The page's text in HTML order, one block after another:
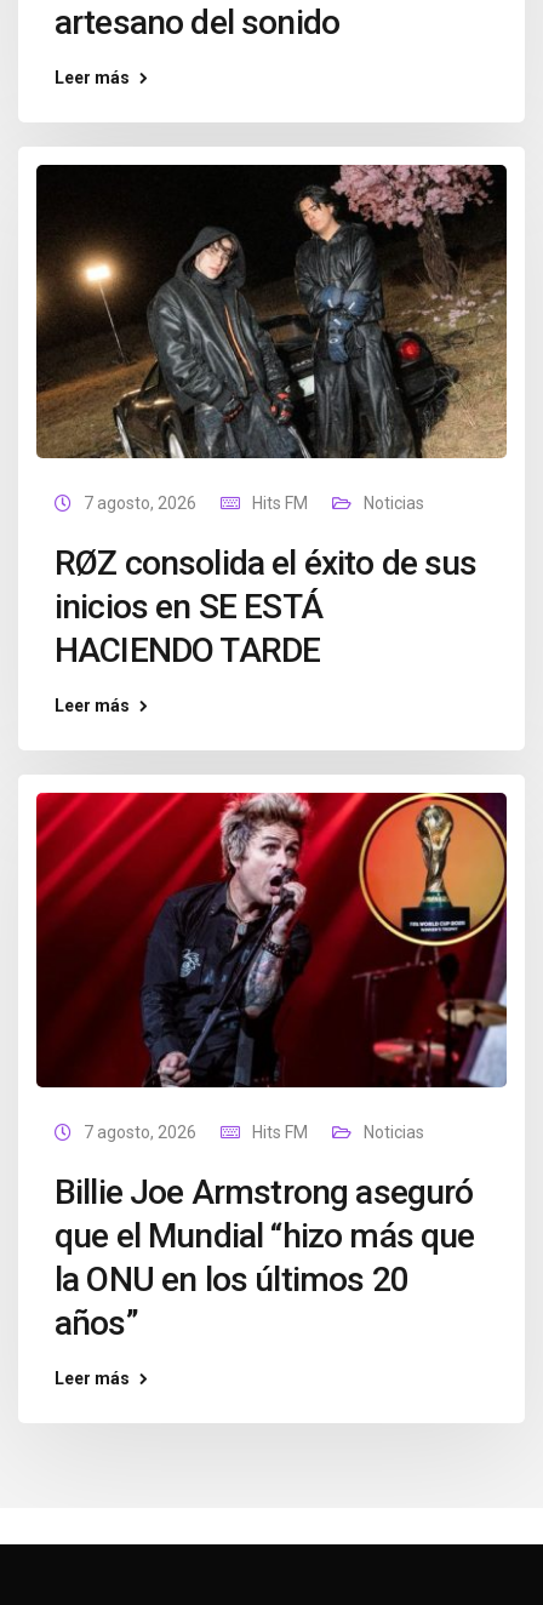
artesano del sonido
Leer más
7 agosto, 2026 Hits FM Noticias
RØZ consolida el éxito de sus
inicios en SE ESTÁ
HACIENDO TARDE
Leer más
7 agosto, 2026 Hits FM Noticias
Billie Joe Armstrong aseguró
que el Mundial “hizo más que
la ONU en los últimos 20
años”
Leer más